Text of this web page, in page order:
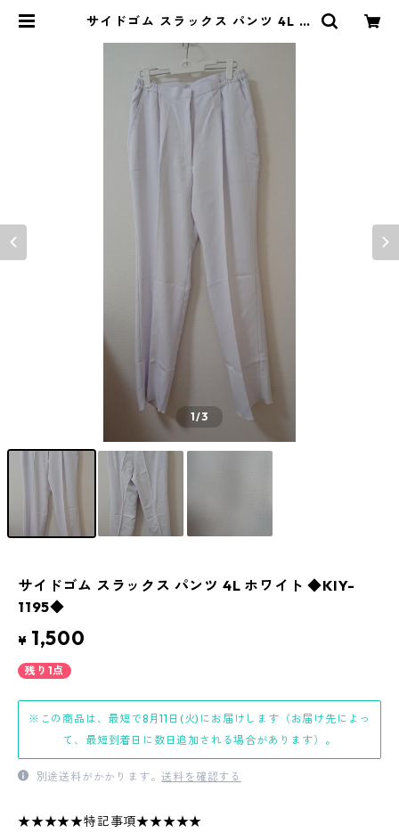
サイドゴム スラックス パンツ 4L ホ
PRODUCE
1/3
サイドゴム スラックス パンツ 4L ホワイト ◆KIY-
1195◆
¥ 1,500
残り1点
※この商品は、最短で8月11日(火)にお届けします（お届け先によっ
て、最短到着日に数日追加される場合があります）。
別途送料がかかります。送料を確認する
★★★★★特記事項★★★★★